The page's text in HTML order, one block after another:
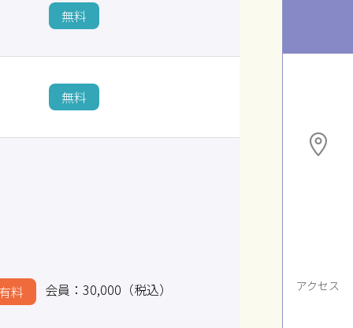
アクセス
無料
無料
料 会員：30,000（税込）